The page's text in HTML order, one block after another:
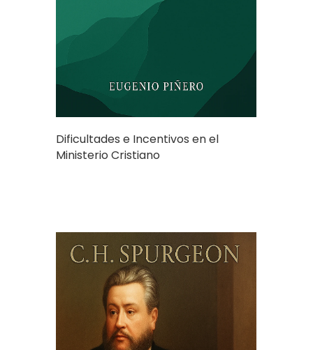
Dificultades e Incentivos en el
Ministerio Cristiano